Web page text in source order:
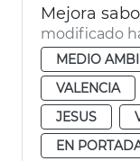
Mejora
modificado
MEDIO
VALENCIA
JESUS
EN